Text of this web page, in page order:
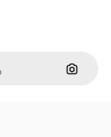
画像で